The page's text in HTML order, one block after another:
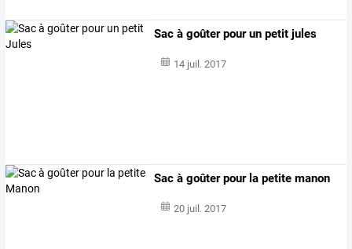
Sac à goûter pour un petit jules
14 juil. 2017
Sac à goûter pour la petite manon
20 juil. 2017